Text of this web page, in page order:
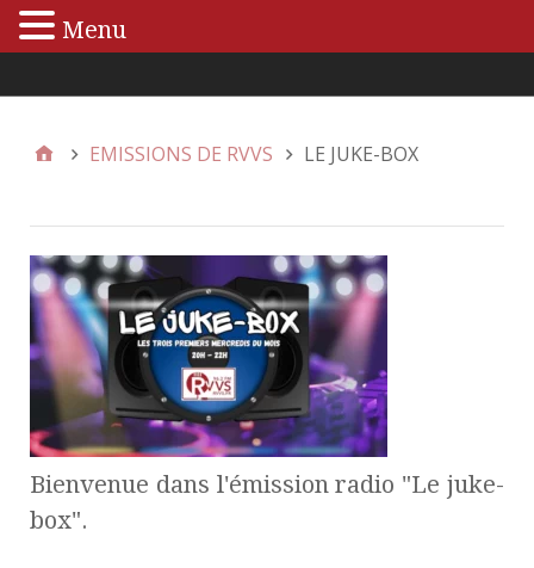
EMISSIONS DE RVVS LE JUKE-BOX
Bienvenue dans l'émission radio "Le juke-
box".
Menu